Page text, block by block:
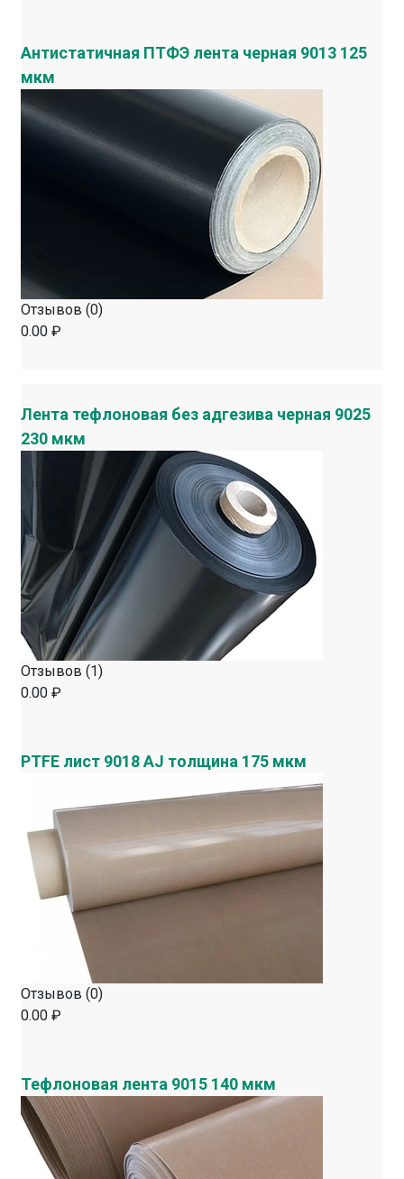
Антистатичная ПТФЭ лента черная 9013 125
мкм
Отзывов (0)
0.00 ₽
Лента тефлоновая без адгезива черная 9025
230 мкм
Отзывов (1)
0.00 ₽
PTFE лист 9018 AJ толщина 175 мкм
Отзывов (0)
0.00 ₽
Тефлоновая лента 9015 140 мкм